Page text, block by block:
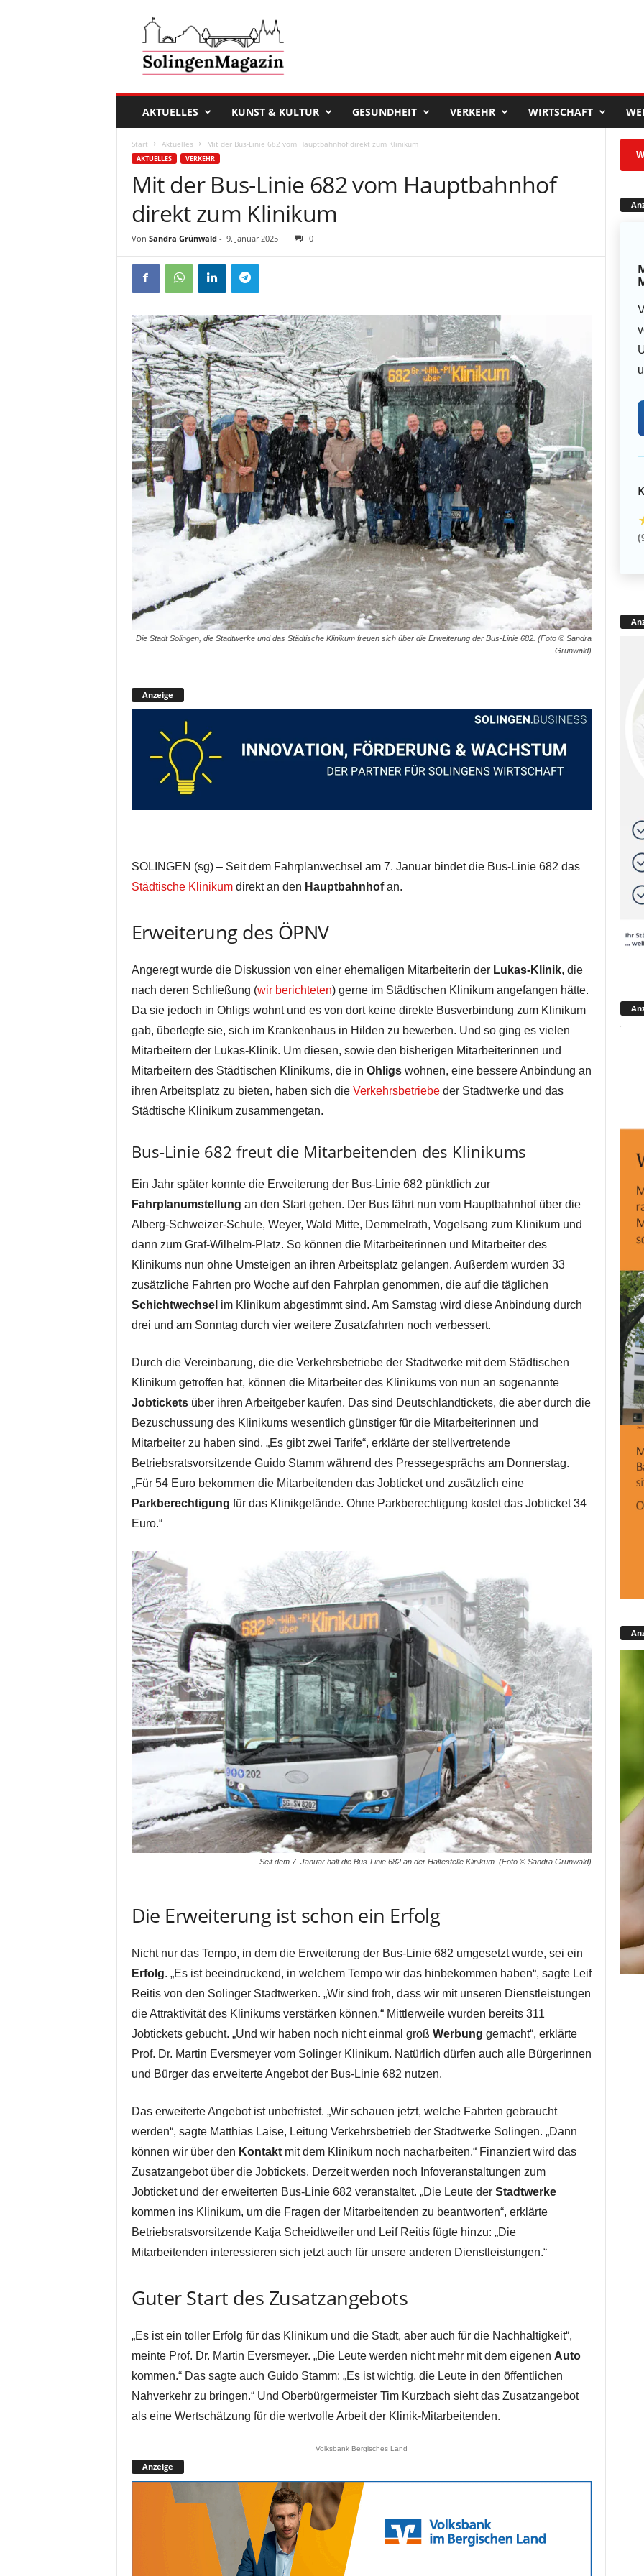
i
AKTUELLES KUNST & KULTUR GESUNDHEIT VERKEHR WIRTSCHAFT
Start Aktuelles Mit der Bus-Linie 682 vom Hauptbahnhof direkt zum Klinikum
AKTUELLES VERKEHR
Mit der Bus-Linie 682 vom Hauptbahnhof
direkt zum Klinikum
Von Sandra Grünwald- 9. Januar 2025 0
Die Stadt Solingen, die Stadtwerke und das Städtische Klinikum freuen sich über die Erweiterung der Bus-Linie 682. (Foto © Sandra
Grünwald)
Anzeige
SOLINGEN (sg) – Seit dem Fahrplanwechsel am 7. Januar bindet die Bus-Linie 682 das
Städtische Klinikumdirekt an den Hauptbahnhofan.
Erweiterung des ÖPNV
Angeregt wurde die Diskussion von einer ehemaligen Mitarbeiterin der Lukas-Klinik, die
nach deren Schließung (wir berichteten) gerne im Städtischen Klinikum angefangen hätte.
Da sie jedoch in Ohligs wohnt und es von dort keine direkte Busverbindung zum Klinikum
gab, überlegte sie, sich im Krankenhaus in Hilden zu bewerben. Und so ging es vielen
Mitarbeitern der Lukas-Klinik. Um diesen, sowie den bisherigen Mitarbeiterinnen und
Mitarbeitern des Städtischen Klinikums, die in Ohligswohnen, eine bessere Anbindung an
ihren Arbeitsplatz zu bieten, haben sich die Verkehrsbetriebeder Stadtwerke und das
Städtische Klinikum zusammengetan.
Bus-Linie 682 freut die Mitarbeitenden des Klinikums
Ein Jahr später konnte die Erweiterung der Bus-Linie 682 pünktlich zur
Fahrplanumstellung an den Start gehen. Der Bus fährt nun vom Hauptbahnhof über die
Alberg-Schweizer-Schule, Weyer, Wald Mitte, Demmelrath, Vogelsang zum Klinikum und
dann zum Graf-Wilhelm-Platz. So können die Mitarbeiterinnen und Mitarbeiter des
Klinikums nun ohne Umsteigen an ihren Arbeitsplatz gelangen. Außerdem wurden 33
zusätzliche Fahrten pro Woche auf den Fahrplan genommen, die auf die täglichen
Schichtwechsel im Klinikum abgestimmt sind. Am Samstag wird diese Anbindung durch
drei und am Sonntag durch vier weitere Zusatzfahrten noch verbessert.
Durch die Vereinbarung, die die Verkehrsbetriebe der Stadtwerke mit dem Städtischen
Klinikum getroffen hat, können die Mitarbeiter des Klinikums von nun an sogenannte
Jobticketsüber ihren Arbeitgeber kaufen. Das sind Deutschlandtickets, die aber durch die
Bezuschussung des Klinikums wesentlich günstiger für die Mitarbeiterinnen und
Mitarbeiter zu haben sind. „Es gibt zwei Tarife“, erklärte der stellvertretende
Betriebsratsvorsitzende Guido Stamm während des Pressegesprächs am Donnerstag.
„Für 54 Euro bekommen die Mitarbeitenden das Jobticket und zusätzlich eine
Parkberechtigung für das Klinikgelände. Ohne Parkberechtigung kostet das Jobticket 34
Euro.“
Seit dem 7. Januar hält die Bus-Linie 682 an der Haltestelle Klinikum. (Foto © Sandra Grünwald)
Die Erweiterung ist schon ein Erfolg
Nicht nur das Tempo, in dem die Erweiterung der Bus-Linie 682 umgesetzt wurde, sei ein
Erfolg. „Es ist beeindruckend, in welchem Tempo wir das hinbekommen haben“, sagte Leif
Reitis von den Solinger Stadtwerken. „Wir sind froh, dass wir mit unseren Dienstleistungen
die Attraktivität des Klinikums verstärken können.“ Mittlerweile wurden bereits 311
Jobtickets gebucht. „Und wir haben noch nicht einmal groß Werbung gemacht“, erklärte
Prof. Dr. Martin Eversmeyer vom Solinger Klinikum. Natürlich dürfen auch alle Bürgerinnen
und Bürger das erweiterte Angebot der Bus-Linie 682 nutzen.
Das erweiterte Angebot ist unbefristet. „Wir schauen jetzt, welche Fahrten gebraucht
werden“, sagte Matthias Laise, Leitung Verkehrsbetrieb der Stadtwerke Solingen. „Dann
können wir über den Kontaktmit dem Klinikum noch nacharbeiten.“ Finanziert wird das
Zusatzangebot über die Jobtickets. Derzeit werden noch Infoveranstaltungen zum
Jobticket und der erweiterten Bus-Linie 682 veranstaltet. „Die Leute der Stadtwerke
kommen ins Klinikum, um die Fragen der Mitarbeitenden zu beantworten“, erklärte
Betriebsratsvorsitzende Katja Scheidtweiler und Leif Reitis fügte hinzu: „Die
Mitarbeitenden interessieren sich jetzt auch für unsere anderen Dienstleistungen.“
Guter Start des Zusatzangebots
„Es ist ein toller Erfolg für das Klinikum und die Stadt, aber auch für die Nachhaltigkeit“,
meinte Prof. Dr. Martin Eversmeyer. „Die Leute werden nicht mehr mit dem eigenen Auto
kommen.“ Das sagte auch Guido Stamm: „Es ist wichtig, die Leute in den öffentlichen
Nahverkehr zu bringen.“ Und Oberbürgermeister Tim Kurzbach sieht das Zusatzangebot
als eine Wertschätzung für die wertvolle Arbeit der Klinik-Mitarbeitenden.
Volksbank Bergisches Land
Anzeige